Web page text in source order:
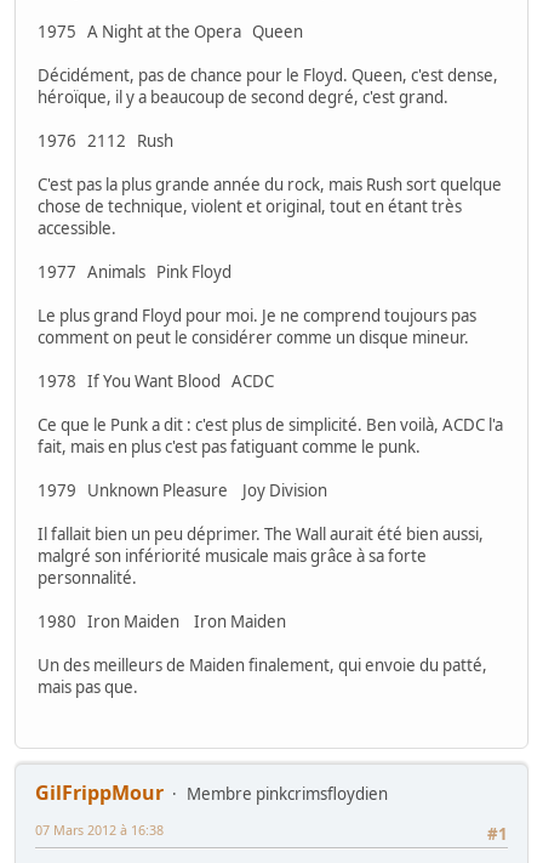
1975 A Night at the Opera Queen
Décidément, pas de chance pour le Floyd. Queen, c'est dense,
héroïque, il y a beaucoup de second degré, c'est grand.
1976 2112 Rush
C'est pas la plus grande année du rock, mais Rush sort quelque
chose de technique, violent et original, tout en étant très
accessible.
1977 Animals Pink Floyd
Le plus grand Floyd pour moi. Je ne comprend toujours pas
comment on peut le considérer comme un disque mineur.
1978 If You Want Blood ACDC
Ce que le Punk a dit : c'est plus de simplicité. Ben voilà, ACDC l'a
fait, mais en plus c'est pas fatiguant comme le punk.
1979 Unknown Pleasure Joy Division
Il fallait bien un peu déprimer. The Wall aurait été bien aussi,
malgré son infériorité musicale mais grâce à sa forte
personnalité.
1980 Iron Maiden Iron Maiden
Un des meilleurs de Maiden finalement, qui envoie du patté,
mais pas que.
GilFrippMour
Membre pinkcrimsfloydien
#1
07 Mars 2012 à 16:38